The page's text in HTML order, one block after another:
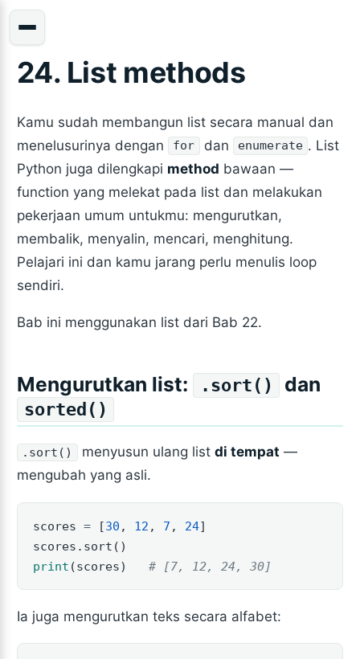
24. List methods
Kamu sudah membangun list secara manual dan
menelusurinya dengan
for dan enumerate . List
Python juga dilengkapi method bawaan —
function yang melekat pada list dan melakukan
pekerjaan umum untukmu: mengurutkan,
membalik, menyalin, mencari, menghitung.
Pelajari ini dan kamu jarang perlu menulis loop
sendiri.
Bab ini menggunakan list dari Bab 22.
Mengurutkan list: .sort() dan
sorted()
.sort() menyusun ulang list di tempat —
mengubah yang asli.
scores = [30 , 12 , 7 , 24]
scores.sort()
print (scores) # [7, 12, 24, 30]
Ia juga mengurutkan teks secara alfabet: